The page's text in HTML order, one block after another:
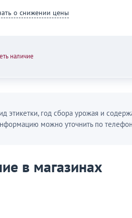
о снижении цены
наличие
этикетки, год сбора урожая и
можно уточнить по
в магазинах